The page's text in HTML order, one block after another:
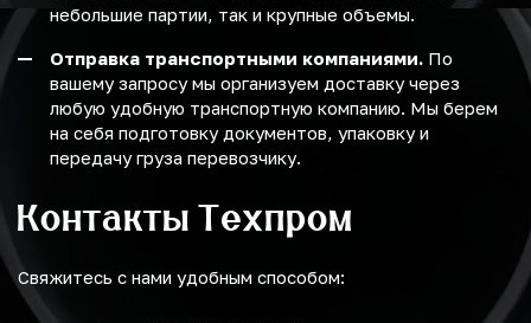
небольшие партии, так и крупные объемы.
Отправка транспортными компаниями. По
вашему запросу мы организуем доставку через
любую удобную транспортную компанию. Мы берем
на себя подготовку документов, упаковку и
передачу груза перевозчику.
Контакты Техпром
Свяжитесь с нами удобным способом: